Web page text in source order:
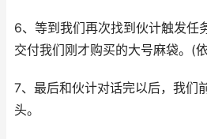
6、等到我们再次找到伙计触发任
交付我们刚才购买的大号麻袋。(
7、最后和伙计对话完以后，我们
头。